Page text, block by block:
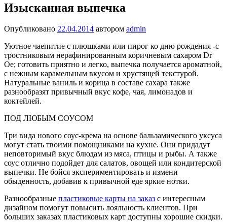
Изысканная выпечка
Опубликовано 22.04.2014 автором admin
Уютное чаепитие с плюшками или пирог ко дню рождения -с
тростниковым нерафинированным коричневым сахаром Dr
Ое; готовить приятно и легко, выпечка получается ароматной,
с нежным карамельным вкусом и хрустящей текстурой.
Натуральные ваниль и корица в составе сахара также
разнообразят привычный вкус кофе, чая, лимонадов и
коктейлей.
ПОД ЛЮБЫМ СОУСОМ
Три вида нового соус-крема на основе бальзамического уксуса
могут стать твоими помощниками на кухне. Они придадут
неповторимый вкус блюдам из мяса, птицы и рыбы. А также
соус отлично подойдет для салатов, овощей или кондитерской
выпечки. Не бойся экспериментировать и измени
обыденность, добавив к привычной еде яркие нотки.
Разнообразные пластиковые карты на заказ с интересным
дизайном помогут повысить лояльность клиентов. При
больших заказах пластиковых карт доступны хорошие скидки.